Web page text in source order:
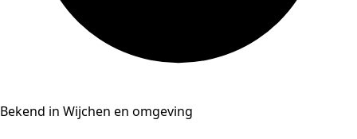
Bekend in Wijchen en omgeving